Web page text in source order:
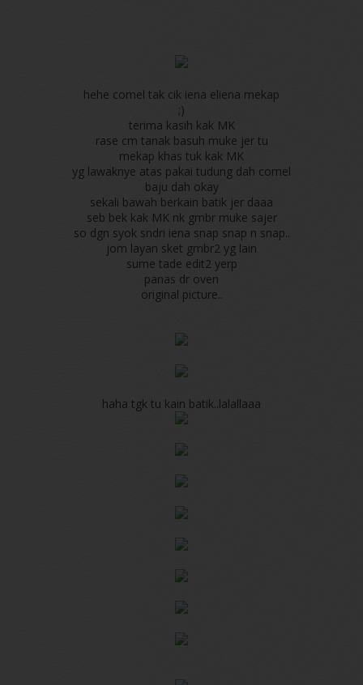
hehe comel tak cik iena eliena mekap
;)
terima kasih kak MK
rase cm tanak basuh muke jer tu
mekap khas tuk kak MK
yg lawaknye atas pakai tudung dah comel
baju dah okay
sekali bawah berkain batik jer daaa
seb bek kak MK nk gmbr muke sajer
so dgn syok sndri iena snap snap n snap..
jom layan sket gmbr2 yg lain
sume tade edit2 yerp
panas dr oven
original picture..
haha tgk tu kain batik..lalallaaa